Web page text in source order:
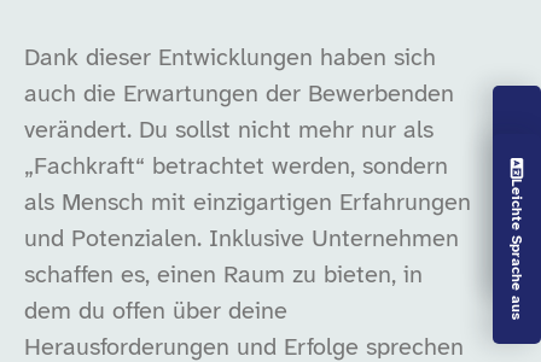
Vorlesen aus
Leichte Sprache aus
Dank dieser Entwicklungen haben sich
auch die Erwartungen der Bewerbenden
verändert. Du sollst nicht mehr nur als
„Fachkraft“ betrachtet werden, sondern
als Mensch mit einzigartigen Erfahrungen
und Potenzialen. Inklusive Unternehmen
schaffen es, einen Raum zu bieten, in
dem du offen über deine
Herausforderungen und Erfolge sprechen